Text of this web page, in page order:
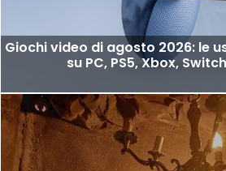
Giochi video di agosto 2026: le
su PC, PS5, Xbox,